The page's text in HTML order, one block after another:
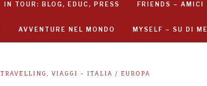
IN TOUR: BLOG, EDUC, PRESS FRIENDS – AMICI
AVVENTURE NEL MONDO MYSELF – SU DI ME
TRAVELLING , VIAGGI - ITALIA / EUROPA